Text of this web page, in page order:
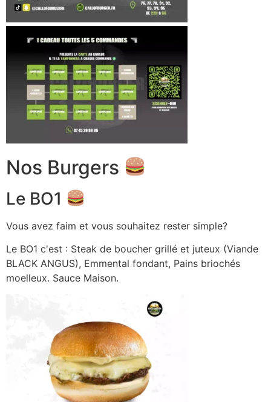
Nos Burgers
Le BO1
Vous avez faim et vous souhaitez rester simple?
Le BO1 c'est : Steak de boucher grillé et juteux (Viande
BLACK ANGUS), Emmental fondant, Pains briochés
moelleux. Sauce Maison.